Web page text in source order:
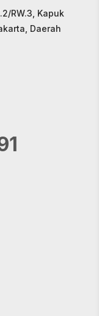
RW.3, Kapuk
Daerah